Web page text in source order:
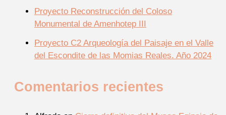
Proyecto Reconstrucción del Coloso
Monumental de Amenhotep III
Proyecto C2 Arqueología del Paisaje en el Valle
del Escondite de las Momias Reales. Año 2024
Comentarios recientes